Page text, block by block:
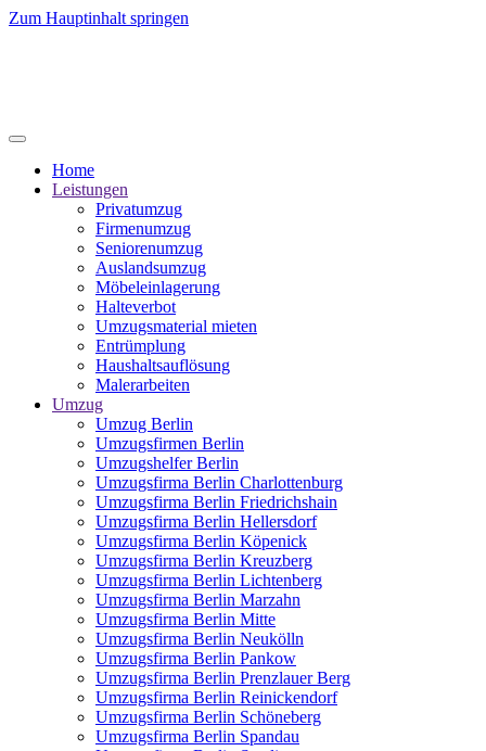
Zum Hauptinhalt springen
Home
Leistungen
Privatumzug
Firmenumzug
Seniorenumzug
Auslandsumzug
Möbeleinlagerung
Halteverbot
Umzugsmaterial mieten
Entrümplung
Haushaltsauflösung
Malerarbeiten
Umzug
Umzug Berlin
Umzugsfirmen Berlin
Umzugshelfer Berlin
Umzugsfirma Berlin Charlottenburg
Umzugsfirma Berlin Friedrichshain
Umzugsfirma Berlin Hellersdorf
Umzugsfirma Berlin Köpenick
Umzugsfirma Berlin Kreuzberg
Umzugsfirma Berlin Lichtenberg
Umzugsfirma Berlin Marzahn
Umzugsfirma Berlin Mitte
Umzugsfirma Berlin Neukölln
Umzugsfirma Berlin Pankow
Umzugsfirma Berlin Prenzlauer Berg
Umzugsfirma Berlin Reinickendorf
Umzugsfirma Berlin Schöneberg
Umzugsfirma Berlin Spandau